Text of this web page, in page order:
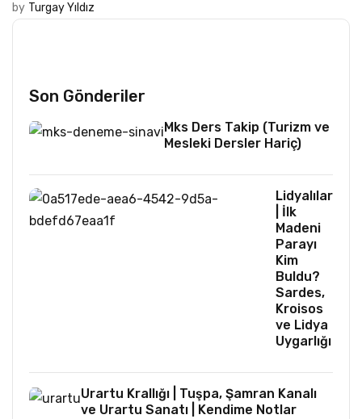
by Turgay Yıldız
Son Gönderiler
Mks Ders Takip (Turizm ve
Mesleki Dersler Hariç)
Lidyalılar
| İlk
Madeni
Parayı
Kim
Buldu?
Sardes,
Kroisos
ve Lidya
Uygarlığı
Urartu Krallığı | Tuşpa, Şamran Kanalı
ve Urartu Sanatı | Kendime Notlar